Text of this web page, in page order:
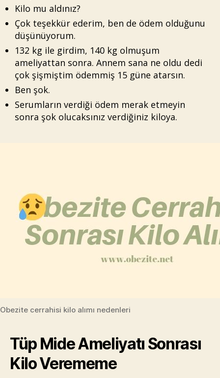
Kilo mu aldınız?
Çok teşekkür ederim, ben de ödem olduğunu
düşünüyorum.
132 kg ile girdim, 140 kg olmuşum
ameliyattan sonra. Annem sana ne oldu dedi
çok şişmiştim ödemmiş 15 güne atarsın.
Ben şok.
Serumların verdiği ödem merak etmeyin
sonra şok olucaksınız verdiğiniz kiloya.
Obezite cerrahisi kilo alımı nedenleri
Tüp Mide Ameliyatı Sonrası
Kilo Verememe